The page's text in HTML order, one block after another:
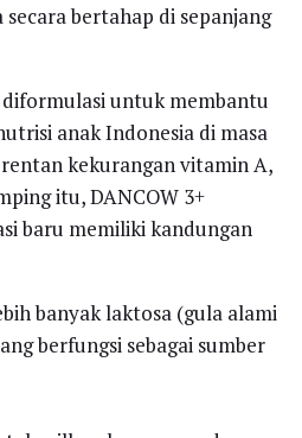
bertahap di sepanjang
untuk membantu
anak Indonesia di masa
kekurangan vitamin A,
itu, DANCOW 3+
baru memiliki kandungan
banyak laktosa (gula alami
berfungsi sebagai sumber